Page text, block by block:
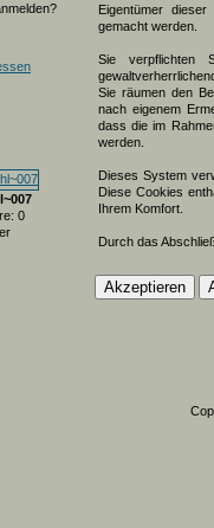
0
Eigentümer
gemacht werden.
Sie verpflichten
Sie räumen den
nach eigenem
dass die im
werden.
Dieses System
Diese Cookies
Ihrem Komfort.
Durch das